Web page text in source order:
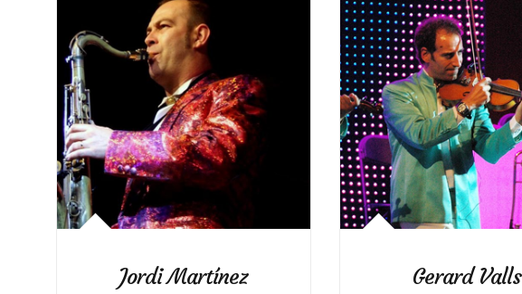
Jordi Martínez Gerard Valls